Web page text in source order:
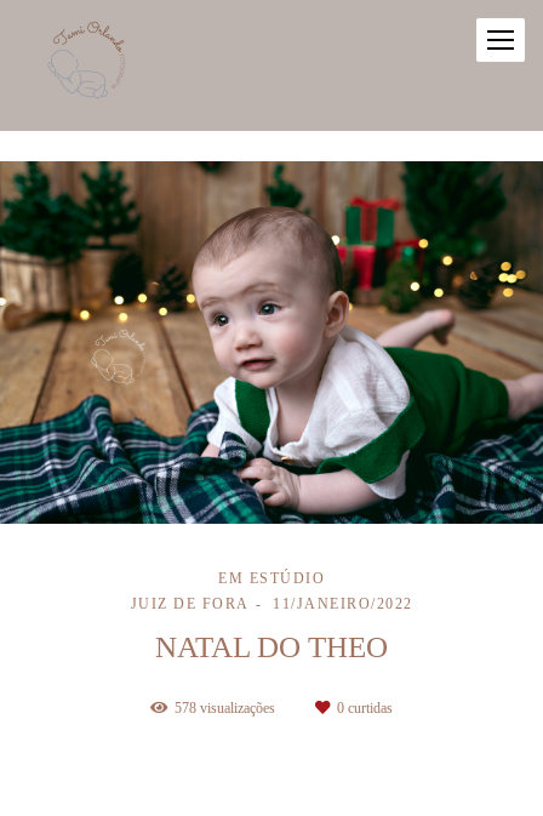
EM ESTÚDIO
JUIZ DE FORA
11/JANEIRO/2022
NATAL DO THEO
578 visualizações 0 curtidas